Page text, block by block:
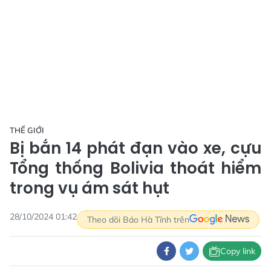
THẾ GIỚI
Bị bắn 14 phát đạn vào xe, cựu
Tổng thống Bolivia thoát hiểm
trong vụ ám sát hụt
28/10/2024 01:42 Theo dõi Báo Hà Tĩnh trên
Copy link